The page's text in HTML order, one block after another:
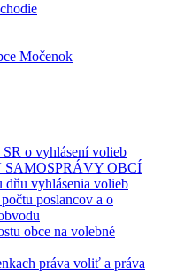
Močenok
o vyhlásení volieb
OBCÍ
vyhlásenia volieb
poslancov a o
obce na volebné
práva voliť a práva